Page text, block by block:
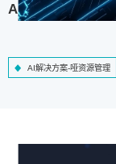
AI解决方案-哑资
AI解决方案-哑资源管理